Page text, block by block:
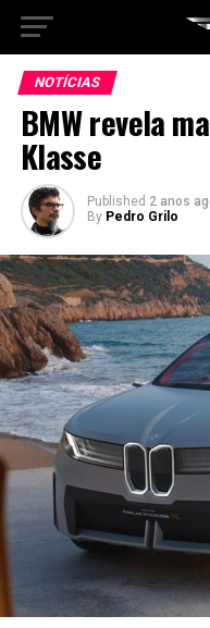
NOTÍCIAS
BMW revela
Klasse
Published 2 anos
By Pedro Grilo